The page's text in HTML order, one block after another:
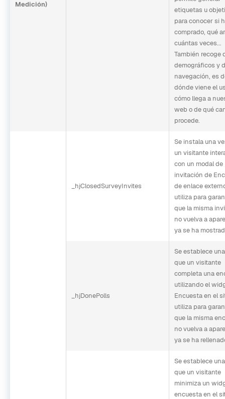
Medición)
etiquetas u
para conocer si
comprado, qué
cuántas veces...
También recoge
demográficos y
navegación, es
dónde viene el
cómo llega a
web o de qué
procede.
_hjClosedSurveyInvites
Se instala una
un visitante
con un modal de
invitación de
de enlace
utiliza para
que la misma
no vuelva a
ya se ha
_hjDonePolls
Se establece
que un visitante
completa una
utilizando el
Encuesta en el
utiliza para
que la misma
no vuelva a
ya se ha
Se establece
que un visitante
minimiza un
encuesta en el